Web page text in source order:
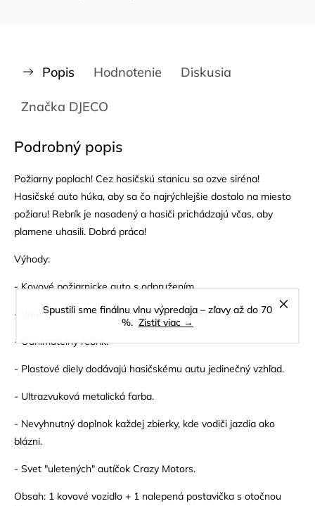
Spustili sme finálnu vlnu výpredaja – zľavy až do 70
%. Zistiť viac →
Popis Hodnotenie Diskusia
Značka DJECO
Podrobný popis
Požiarny poplach! Cez hasičskú stanicu sa ozve siréna!
Hasičské auto húka, aby sa čo najrýchlejšie dostalo na miesto
požiaru! Rebrík je nasadený a hasiči prichádzajú včas, aby
plamene uhasili. Dobrá práca!
Výhody:
- Kovové požiarnicke auto s odpružením.
- Vodič vytvorený špeciálne pre každé auto.
- Odnímateľný rebrík.
- Plastové diely dodávajú hasičskému autu jedinečný vzhľad.
- Ultrazvuková metalická farba.
- Nevyhnutný doplnok každej zbierky, kde vodiči jazdia ako
blázni.
- Svet "uletených" autíčok Crazy Motors.
Obsah: 1 kovové vozidlo + 1 nalepená postavička s otočnou